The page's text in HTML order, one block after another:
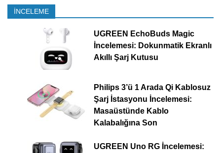
İNCELEME
UGREEN EchoBuds Magic
İncelemesi: Dokunmatik Ekranlı
Akıllı Şarj Kutusu
Philips 3’ü 1 Arada Qi Kablosuz
Şarj İstasyonu İncelemesi:
Masaüstünde Kablo
Kalabalığına Son
UGREEN Uno RG İncelemesi: